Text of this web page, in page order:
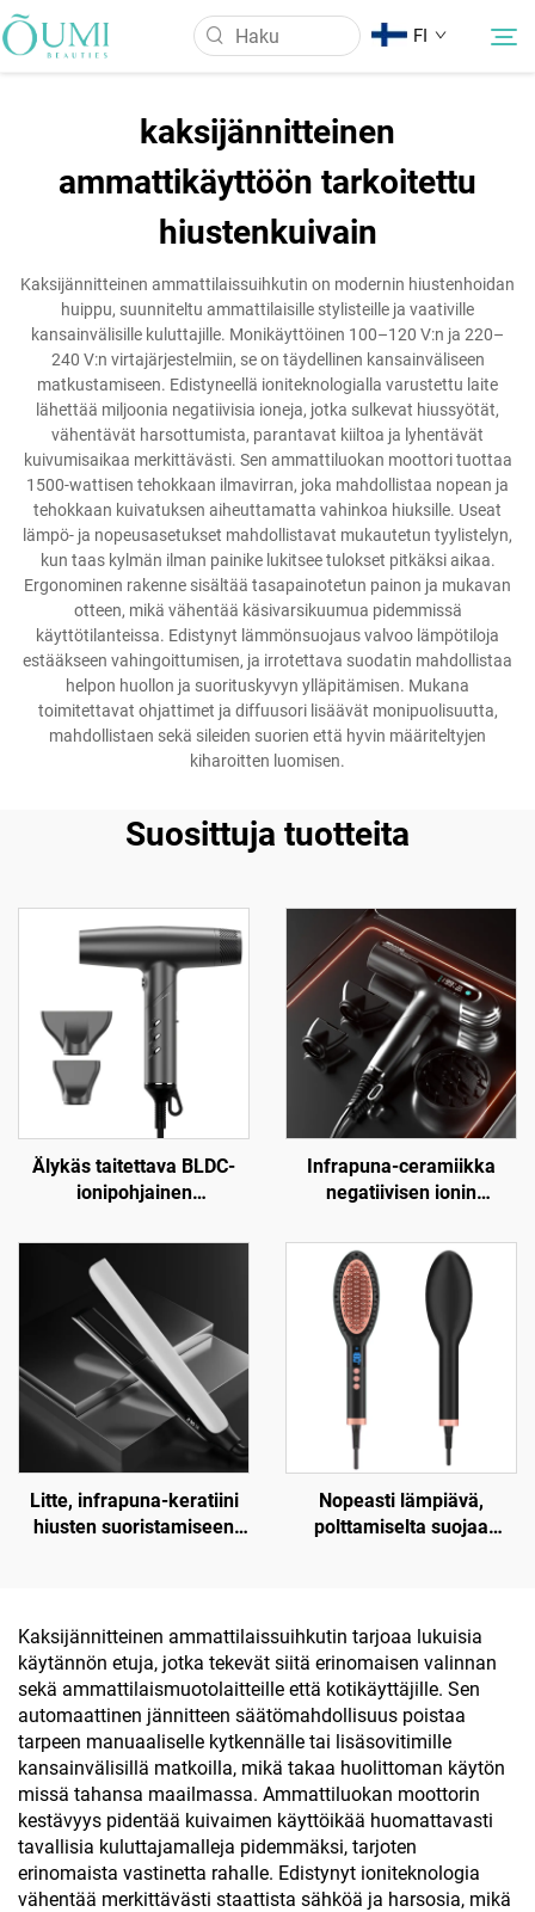
FI
Uutiset
Käyttö
Ota Yhteyttä
kaksijännitteinen
ammattikäyttöön tarkoitettu
hiustenkuivain
Kaksijännitteinen ammattilaissuihkutin on modernin hiustenhoidan
huippu, suunniteltu ammattilaisille stylisteille ja vaativille
kansainvälisille kuluttajille. Monikäyttöinen 100–120 V:n ja 220–
240 V:n virtajärjestelmiin, se on täydellinen kansainväliseen
matkustamiseen. Edistyneellä ioniteknologialla varustettu laite
lähettää miljoonia negatiivisia ioneja, jotka sulkevat hiussyötät,
vähentävät harsottumista, parantavat kiiltoa ja lyhentävät
kuivumisaikaa merkittävästi. Sen ammattiluokan moottori tuottaa
1500-wattisen tehokkaan ilmavirran, joka mahdollistaa nopean ja
tehokkaan kuivatuksen aiheuttamatta vahinkoa hiuksille. Useat
lämpö- ja nopeusasetukset mahdollistavat mukautetun tyylistelyn,
kun taas kylmän ilman painike lukitsee tulokset pitkäksi aikaa.
Ergonominen rakenne sisältää tasapainotetun painon ja mukavan
otteen, mikä vähentää käsivarsikuumua pidemmissä
käyttötilanteissa. Edistynyt lämmönsuojaus valvoo lämpötiloja
estääkseen vahingoittumisen, ja irrotettava suodatin mahdollistaa
helpon huollon ja suorituskyvyn ylläpitämisen. Mukana
toimitettavat ohjattimet ja diffuusori lisäävät monipuolisuutta,
mahdollistaen sekä sileiden suorien että hyvin määriteltyjen
kiharoitten luomisen.
Suosittuja tuotteita
Älykäs taitettava BLDC-
ionipohjainen
Infrapuna-ceramiikka
negatiivisen ionin
varustettu hiustenkuivatin
Litte, infrapuna-keratiini
hiusten suoristamiseen
Nopeasti lämpiävä,
polttamiselta suojaa
Kaksijännitteinen ammattilaissuihkutin tarjoaa lukuisia
käytännön etuja, jotka tekevät siitä erinomaisen valinnan
sekä ammattilaismuotolaitteille että kotikäyttäjille. Sen
automaattinen jännitteen säätömahdollisuus poistaa
tarpeen manuaaliselle kytkennälle tai lisäsovitimille
kansainvälisillä matkoilla, mikä takaa huolittoman käytön
missä tahansa maailmassa. Ammattiluokan moottorin
kestävyys pidentää kuivaimen käyttöikää huomattavasti
tavallisia kuluttajamalleja pidemmäksi, tarjoten
erinomaista vastinetta rahalle. Edistynyt ioniteknologia
vähentää merkittävästi staattista sähköä ja harsosia, mikä